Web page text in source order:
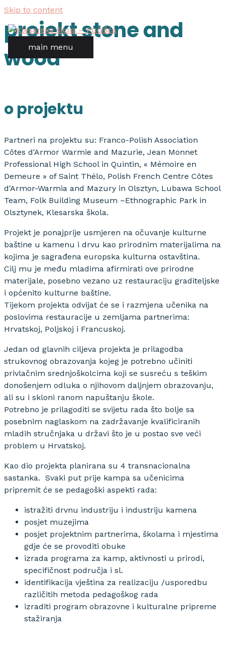
Skip to content
main menu
projekt stone and
wood
o projektu
Partneri na projektu su: Franco-Polish Association
Côtes d'Armor Warmie and Mazurie, Jean Monnet
Professional High School in Quintin, « Mémoire en
Demeure » of Saint Thélo, Polish French Centre Côtes
d'Armor-Warmia and Mazury in Olsztyn, Lubawa School
Team, Folk Building Museum –Ethnographic Park in
Olsztynek, Klesarska škola.
Projekt je ponajprije usmjeren na očuvanje kulturne
baštine u kamenu i drvu kao prirodnim materijalima na
kojima je sagrađena europska kulturna ostavština.
Cilj mu je među mladima afirmirati ove prirodne
materijale, posebno vezano uz restauraciju graditeljske
i općenito kulturne baštine.
Tijekom projekta odvijat će se i razmjena učenika na
poslovima restauracije u zemljama partnerima:
Hrvatskoj, Poljskoj i Francuskoj.
Jedan od glavnih ciljeva projekta je prilagodba
strukovnog obrazovanja kojeg je potrebno učiniti
privlačnim srednjoškolcima koji se susreću s teškim
donošenjem odluka o njihovom daljnjem obrazovanju,
ali su i skloni ranom napuštanju škole.
Potrebno je prilagoditi se svijetu rada što bolje sa
posebnim naglaskom na zadržavanje kvalificiranih
mladih stručnjaka u državi što je u postao sve veći
problem u Hrvatskoj.
Kao dio projekta planirana su 4 transnacionalna
sastanka. Svaki put prije kampa sa učenicima
pripremit će se pedagoški aspekti rada:
istražiti drvnu industriju i industriju kamena
posjet muzejima
posjet projektnim partnerima, školama i mjestima
gdje će se provoditi obuke
izrada programa za kamp, aktivnosti u prirodi,
specifičnost područja i sl.
identifikacija vještina za realizaciju /usporedbu
različitih metoda pedagoškog rada
izraditi program obrazovne i kulturalne pripreme
stažiranja